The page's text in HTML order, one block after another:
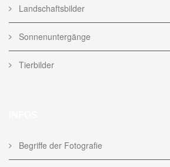
Landschaftsbilder
Sonnenuntergänge
Tierbilder
Begriffe der Fotografie